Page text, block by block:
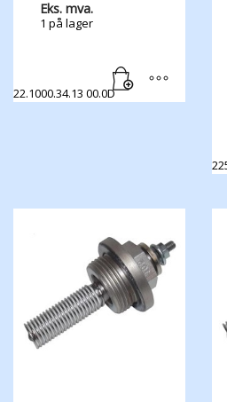
Eks. mva.
1 på lager
22.1000.34.13 00.0D